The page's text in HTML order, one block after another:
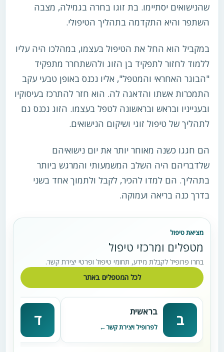
שהנישואים יסתיימו. בת זוגו בחרה בגמילה, מצבה
השתפר והיא התקדמה בתהליך הטיפולי.
במקביל הוא החל את הטיפול בעצמו, במהלכו היה עליו
ללמוד לחזור לתפקיד בן הזוג ולהשתחרר מתפקיד
"הבוגר האחראי והמטפל", אליו נכנס באופן טבעי עקב
התמכרות אשתו והדאגה לה. הוא חזר להתרכז בעיסוקיו
ובענייניו ובראש ובראשונה לטפל בעצמו. הזוג נכנס גם
לתהליך של טיפול זוגי ושיקום הנישואים.
הם חגגו כשנה מאוחר יותר את יום נישואיהם
שלדבריהם היה השלב המשמעותי והמרגש ביותר
בתהליך. הם למדו להכיר, לקבל ולתמוך אחד בשני
בדרך כנה בריאה ועמוקה.
מציאת טיפול
מטפלים ומרכזי טיפול
בחרו פרופיל לקבלת מידע, תחומי טיפול ופרטי יצירת קשר.
לכל המטפלים באתר
ב בראשית
לפרופיל ויצירת קשר ד